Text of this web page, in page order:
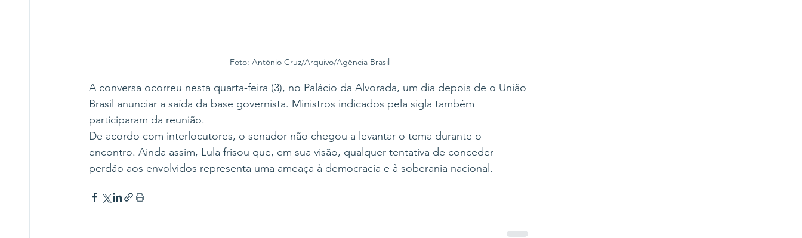
Foto: Antônio Cruz/Arquivo/Agência Brasil
A conversa ocorreu nesta quarta-feira (3), no Palácio da Alvorada, um dia depois de o União
Brasil anunciar a saída da base governista. Ministros indicados pela sigla também
participaram da reunião.
De acordo com interlocutores, o senador não chegou a levantar o tema durante o
encontro. Ainda assim, Lula frisou que, em sua visão, qualquer tentativa de conceder
perdão aos envolvidos representa uma ameaça à democracia e à soberania nacional.